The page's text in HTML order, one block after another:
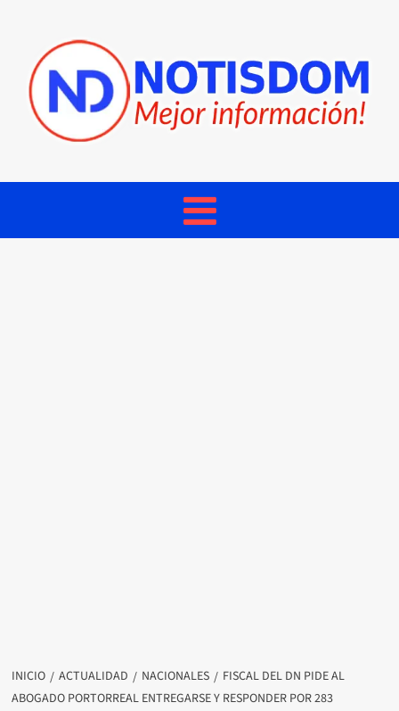
INICIO ACTUALIDAD NACIONALES
FISCAL DEL DN PIDE AL
ABOGADO PORTORREAL ENTREGARSE Y RESPONDER POR 283